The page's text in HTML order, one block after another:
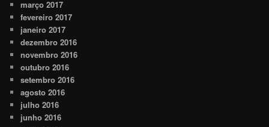
março 2017
fevereiro 2017
janeiro 2017
dezembro 2016
novembro 2016
outubro 2016
setembro 2016
agosto 2016
julho 2016
junho 2016